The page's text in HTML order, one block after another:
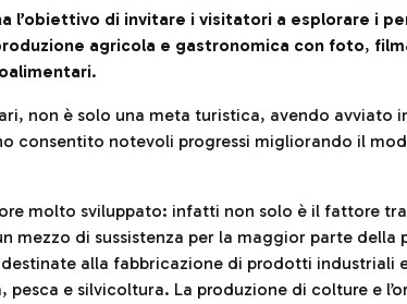
l’obiettivo di invitare i visitatori a esplorare i
agricola e gastronomica con foto,
.
non è solo una meta turistica, avendo avviato
consentito notevoli progressi migliorando il
molto sviluppato: infatti non solo è il fattore
mezzo di sussistenza per la maggior parte
alla fabbricazione di prodotti industriali
e silvicoltura. La produzione di colture e